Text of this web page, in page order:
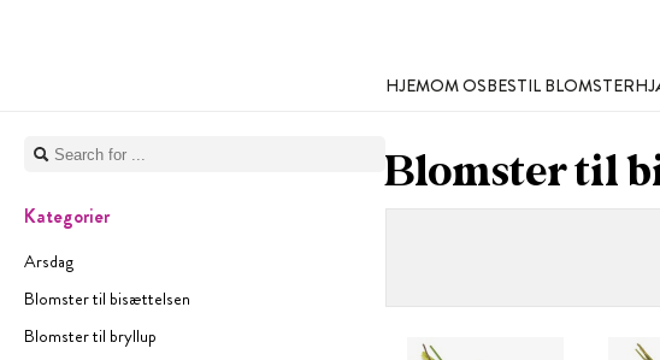
HJEMOM OSBESTIL BLOMSTER
Kategorier
Arsdag
Blomster til bisættelsen
Blomster til bryllup
Blomster til